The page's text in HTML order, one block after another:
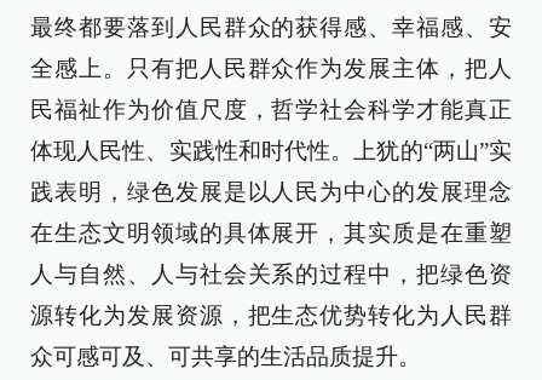
最终都要落到人民群众的获得感、幸福感、安
全感上。只有把人民群众作为发展主体，把人
民福祉作为价值尺度，哲学社会科学才能真正
体现人民性、实践性和时代性。上犹的“两山”实
践表明，绿色发展是以人民为中心的发展理念
在生态文明领域的具体展开，其实质是在重塑
人与自然、人与社会关系的过程中，把绿色资
源转化为发展资源，把生态优势转化为人民群
众可感可及、可共享的生活品质提升。